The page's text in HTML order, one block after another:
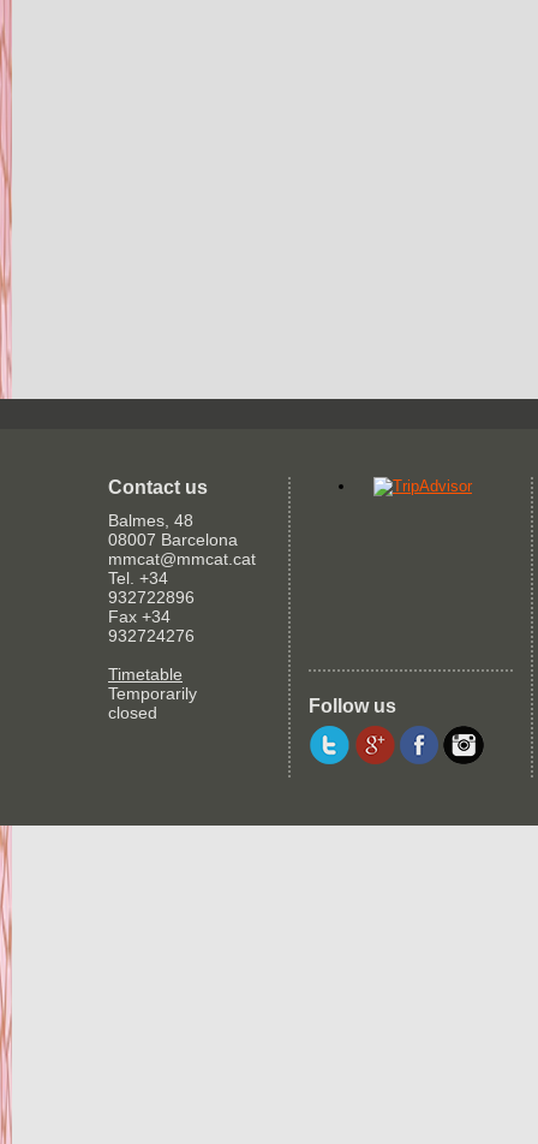
Contact us
Balmes, 48
08007 Barcelona
mmcat@mmcat.cat
Tel. +34
932722896
Fax +34
932724276
Timetable
Temporarily
closed
Follow us